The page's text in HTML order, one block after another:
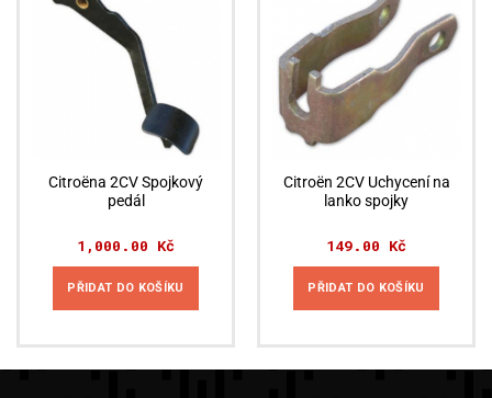
Citroëna 2CV Spojkový
pedál
1,000.00 Kč
PŘIDAT DO KOŠÍKU
Citroën 2CV Uchycení na
lanko spojky
149.00 Kč
PŘIDAT DO KOŠÍKU